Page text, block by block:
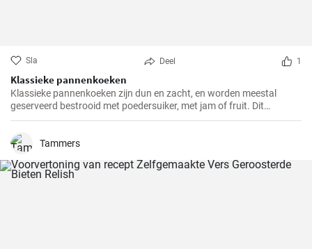
Sla Deel 1
Klassieke pannenkoeken
Klassieke pannenkoeken zijn dun en zacht, en worden meestal
geserveerd bestrooid met poedersuiker, met jam of fruit. Dit
eenvoudige gerecht is een populaire keuze voor het ontbijt, de lunch
hartige vullingen naar smaak.
Tammers